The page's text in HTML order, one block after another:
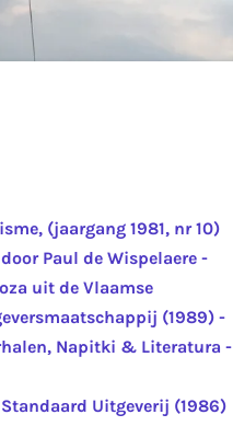
(jaargang 1981, nr 10)
Paul de Wispelaere -
uit de Vlaamse
(1989) -
Napitki & Literatura -
Standaard Uitgeverij (1986)